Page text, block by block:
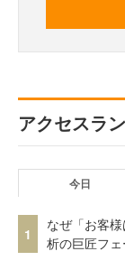
アクセスラ
今日
1
なぜ「お客
析の巨匠フ